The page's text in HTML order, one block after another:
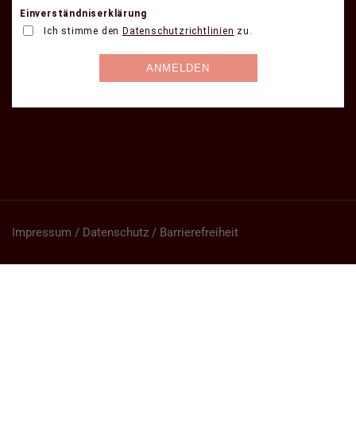
Impressum / Datenschutz / Barrierefreiheit